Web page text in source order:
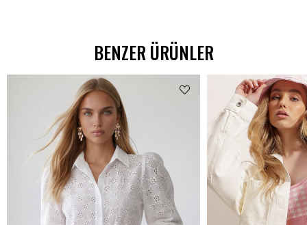
BENZER ÜRÜNLER